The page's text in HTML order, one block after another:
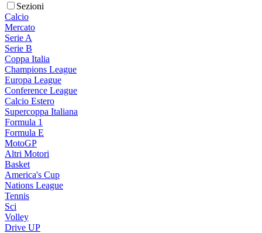
Sezioni
Calcio
Mercato
Serie A
Serie B
Coppa Italia
Champions League
Europa League
Conference League
Calcio Estero
Supercoppa Italiana
Formula 1
Formula E
MotoGP
Altri Motori
Basket
America's Cup
Nations League
Tennis
Sci
Volley
Drive UP